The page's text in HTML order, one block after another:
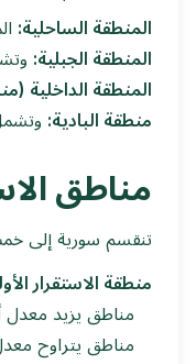
المنطقة الساحلية:
المنطقة الجبلية:
المنطقة الداخلية
منطقة البادية:
مناطق
تنقسم سورية إلى
منطقة الاستقرار
مناطق يزيد معدل أمطارها عن 600 مم سنوياً، وتكون
مناطق يتراوح معدل أمطارها بين 350–600 مم، ولا يقل عن 300 مم في ثلثي السنوات، ما يضمن